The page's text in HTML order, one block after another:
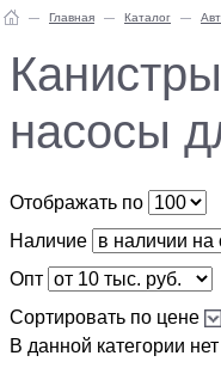
Главная Каталог
насосы
Отображать по
Наличие
Опт
Сортировать по цене
В данной категории